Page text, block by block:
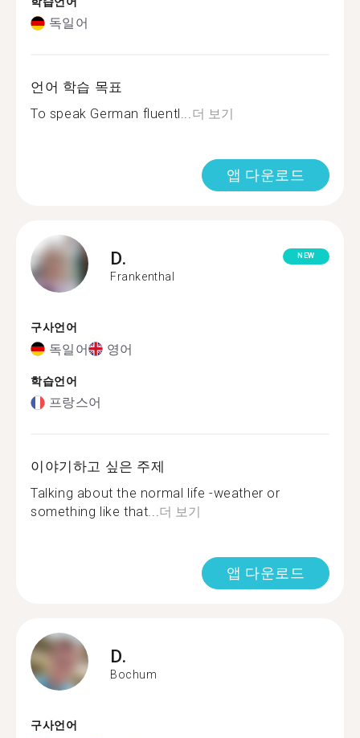
독일어
언어 학습 목표
To speak German fluentl...더 보기
앱 다운로드
D.
Frankenthal
NEW
구사언어
독일어 영어
학습언어
프랑스어
이야기하고 싶은 주제
Talking about the normal life -weather or
something like that...더 보기
앱 다운로드
D.
Bochum
구사언어